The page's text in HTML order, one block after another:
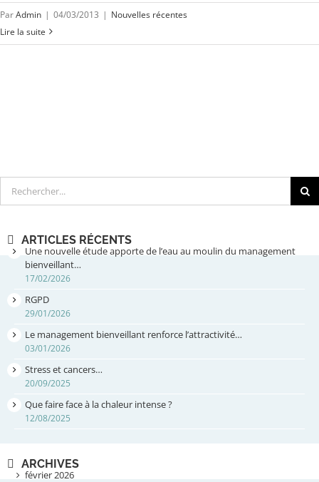
ParAdmin | 04/03/2013 | Nouvelles récentes
Lire la suite
Rechercher
ARTICLES RÉCENTS
Une nouvelle étude apporte de l’eau au moulin du management
bienveillant…
17/02/2026
RGPD
29/01/2026
Le management bienveillant renforce l’attractivité…
03/01/2026
Stress et cancers…
20/09/2025
Que faire face à la chaleur intense ?
12/08/2025
ARCHIVES
février 2026